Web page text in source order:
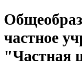
частное
"Частная